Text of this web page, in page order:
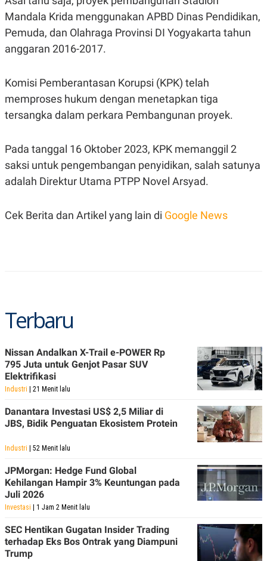
A
T
A
K
O
N
T
L
I
S
JARINGAN
K
O
N
N
P
R
E
R
L
A
G
A
N
A
N
E
T
K
I
R
J
A
E
M
T
E
P
A
P
E
D
V
E
R
I
I
N
G
Mandala Krida menggunakan APBD Dinas Pendidikan,
Pemuda, dan Olahraga Provinsi DI Yogyakarta tahun
anggaran 2016-2017.
Komisi Pemberantasan Korupsi (KPK) telah
memproses hukum dengan menetapkan tiga
tersangka dalam perkara Pembangunan proyek.
Pada tanggal 16 Oktober 2023, KPK memanggil 2
saksi untuk pengembangan penyidikan, salah satunya
adalah Direktur Utama PTPP Novel Arsyad.
Cek Berita dan Artikel yang lain di Google News
Terbaru
Nissan Andalkan X-Trail e-POWER Rp
795 Juta untuk Genjot Pasar SUV
Elektrifikasi
Industri | 21 Menit lalu
Danantara Investasi US$ 2,5 Miliar di
JBS, Bidik Penguatan Ekosistem Protein
Industri | 52 Menit lalu
JPMorgan: Hedge Fund Global
Kehilangan Hampir 3% Keuntungan pada
Juli 2026
Investasi | 1 Jam 2 Menit lalu
SEC Hentikan Gugatan Insider Trading
terhadap Eks Bos Ontrak yang Diampuni
Trump